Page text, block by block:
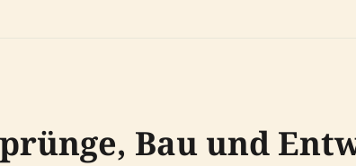
Bau und